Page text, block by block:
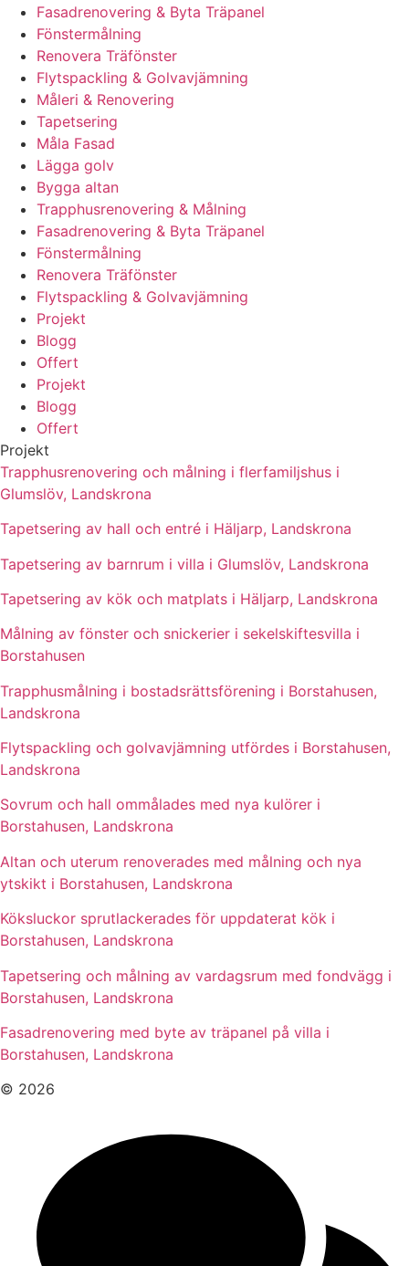
Fasadrenovering & Byta Träpanel
Fönstermålning
Renovera Träfönster
Flytspackling & Golvavjämning
Måleri & Renovering
Tapetsering
Måla Fasad
Lägga golv
Bygga altan
Trapphusrenovering & Målning
Fasadrenovering & Byta Träpanel
Fönstermålning
Renovera Träfönster
Flytspackling & Golvavjämning
Projekt
Blogg
Offert
Projekt
Blogg
Offert
Projekt
Trapphusrenovering och målning i flerfamiljshus i
Glumslöv, Landskrona
Tapetsering av hall och entré i Häljarp, Landskrona
Tapetsering av barnrum i villa i Glumslöv, Landskrona
Tapetsering av kök och matplats i Häljarp, Landskrona
Målning av fönster och snickerier i sekelskiftesvilla i
Borstahusen
Trapphusmålning i bostadsrättsförening i Borstahusen,
Landskrona
Flytspackling och golvavjämning utfördes i Borstahusen,
Landskrona
Sovrum och hall ommålades med nya kulörer i
Borstahusen, Landskrona
Altan och uterum renoverades med målning och nya
ytskikt i Borstahusen, Landskrona
Köksluckor sprutlackerades för uppdaterat kök i
Borstahusen, Landskrona
Tapetsering och målning av vardagsrum med fondvägg i
Borstahusen, Landskrona
Fasadrenovering med byte av träpanel på villa i
Borstahusen, Landskrona
© 2026